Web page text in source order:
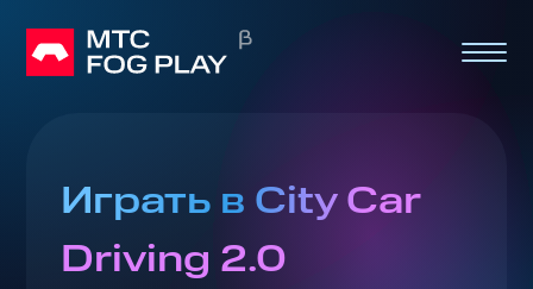
Играть в City Car
Driving 2.0